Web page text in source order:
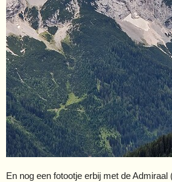
En nog een fotootje erbij met de Admiraal